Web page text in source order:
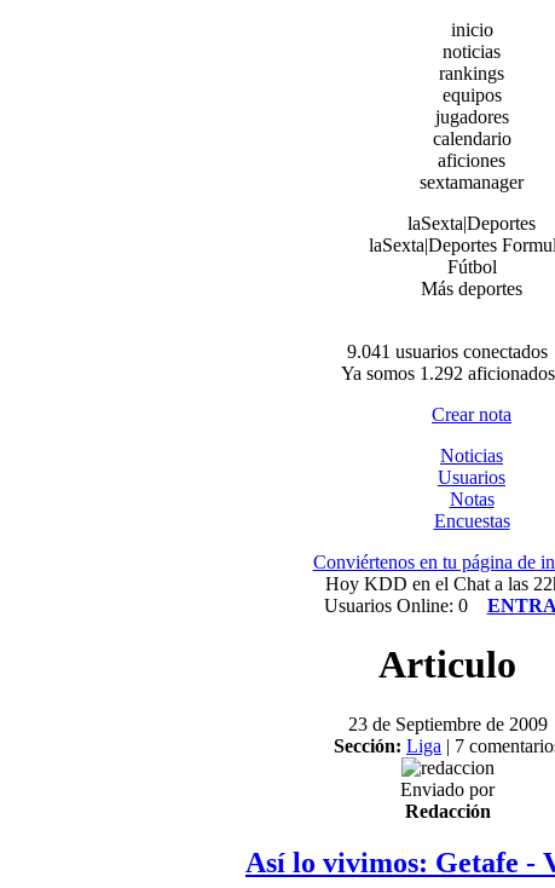
inicio
noticias
rankings
equipos
jugadores
calendario
aficiones
sextamanager
laSexta|Deportes
laSexta|Deportes
Fútbol
Más deportes
9.041 usuarios conectados
Ya somos 1.292 aficionados
Crear nota
Noticias
Usuarios
Notas
Encuestas
Conviértenos en tu página de
Hoy KDD en el Chat a las
Usuarios Online: 0
Articulo
23 de Septiembre de 2009
Sección: Liga | 7
Enviado por
Redacción
Así lo vivimos: Getafe -